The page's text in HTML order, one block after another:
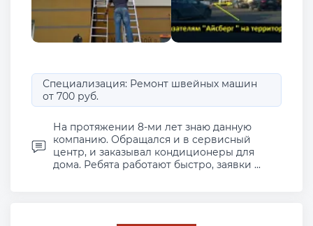
Специализация: Ремонт швейных машин
от 700 руб.
На протяжении 8-ми лет знаю данную
компанию. Обращался и в сервисный
центр, и заказывал кондиционеры для
дома. Ребята работают быстро, заявки ...